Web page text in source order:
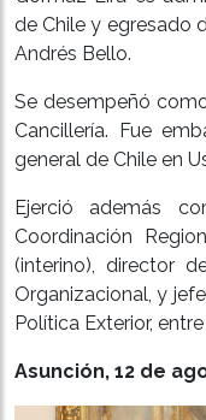
de Chile y egresado
Andrés Bello.
Se desempeñó
Cancillería. Fue
general de Chile en
Ejerció además
Coordinación
(interino), director
Organizacional, y
Política Exterior,
Asunción, 12 de